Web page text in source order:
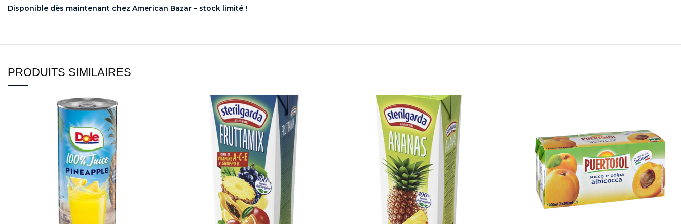
Disponible dès maintenant chez American Bazar – stock limité !
PRODUITS SIMILAIRES